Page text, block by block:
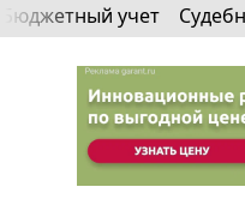
Бюджетный учет